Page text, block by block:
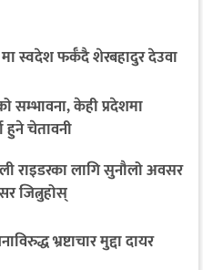
स्वदेश फर्कँदै शेरबहादुर देउवा
सम्भावना, केही प्रदेशमा
हुने चेतावनी
राइडरका लागि सुनौलो अवसर
जित्नुहोस्
भ्रष्टाचार मुद्दा दायर